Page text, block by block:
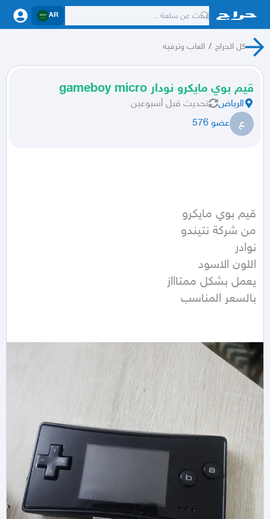
AR
كل الحراج / العاب وترفيه
قيم بوي مايكرو نودار gameboy micro
الرياض تحديث قبل أسبوعين
ع عضو 576
بالسعر المناسب